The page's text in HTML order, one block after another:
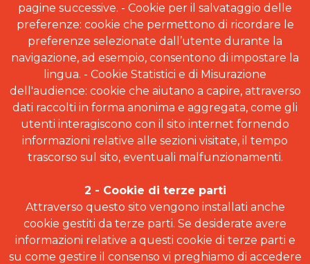
pagine successive. - Cookie per il salvataggio delle
preferenze: cookie che permettono di ricordare le
preferenze selezionate dall’utente durante la
navigazione, ad esempio, consentono di impostare la
lingua. - Cookie Statistici e di Misurazione
dell'audience: cookie che aiutano a capire, attraverso
dati raccolti in forma anonima e aggregata, come gli
utenti interagiscono con il sito internet fornendo
informazioni relative alle sezioni visitate, il tempo
trascorso sul sito, eventuali malfunzionamenti.
2 - Cookie di terze parti
Attraverso questo sito vengono installati anche
cookie gestiti da terze parti. Se desiderate avere
informazioni relative a questi cookie di terze parti e
su come gestire il consenso vi preghiamo di accedere